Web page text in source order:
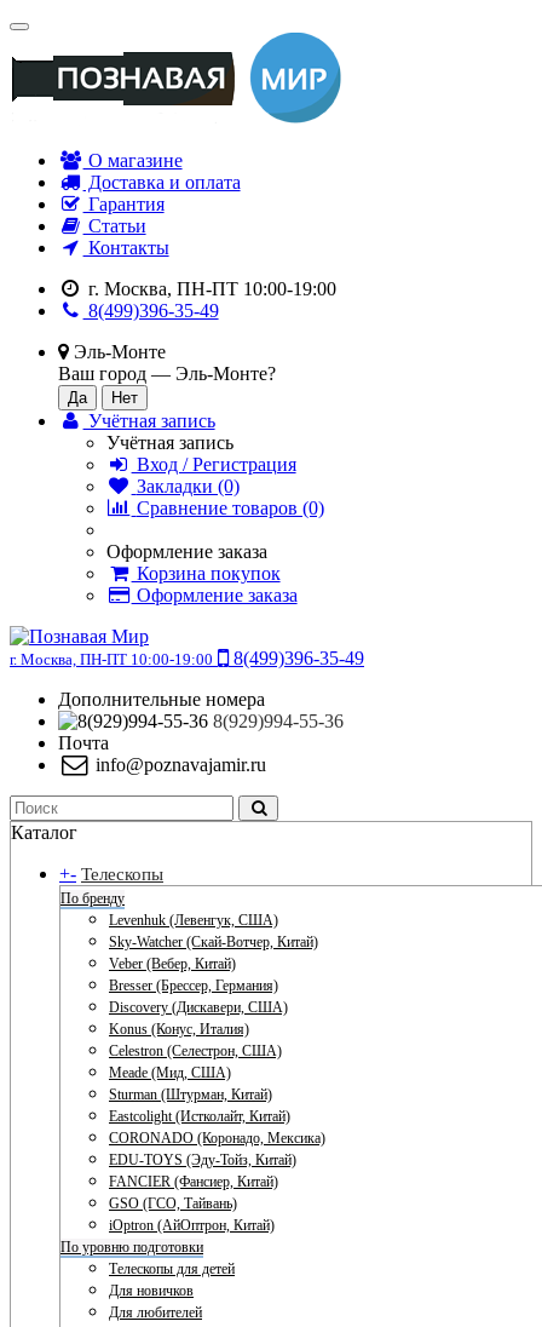
О магазине
Доставка и оплата
Гарантия
Статьи
Контакты
г. Москва, ПН-ПТ 10:00-19:00
8(499)396-35-49
Эль-Монте
Ваш город — Эль-Монте?
Учётная запись
Учётная запись
Вход / Регистрация
Закладки (0)
Сравнение товаров (0)
Оформление заказа
Корзина покупок
Оформление заказа
г. Москва, ПН-ПТ 10:00-19:00
8(499)396-35-49
Дополнительные номера
8(929)994-55-36
Почта
info@poznavajamir.ru
Каталог
+- Телескопы
По бренду
Levenhuk (Левенгук, США)
Sky-Watcher (Скай-Вотчер, Китай)
Veber (Вебер, Китай)
Bresser (Брессер, Германия)
Discovery (Дискавери, США)
Konus (Конус, Италия)
Celestron (Селестрон, США)
Meade (Мид, США)
Sturman (Штурман, Китай)
Eastcolight (Истколайт, Китай)
CORONADO (Коронадо, Мексика)
EDU-TOYS (Эду-Тойз, Китай)
FANCIER (Фансиер, Китай)
GSO (ГСО, Тайвань)
iOptron (АйОптрон, Китай)
По уровню подготовки
Телескопы для детей
Для новичков
Для любителей